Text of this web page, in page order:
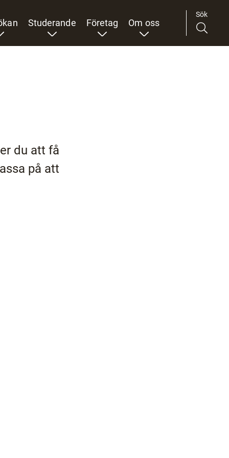
Sök
Studerande Företag Om oss
du att få
på att